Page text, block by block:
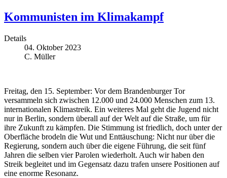
Kommunisten im Klimakampf
Details
04. Oktober 2023
C. Müller
Freitag, den 15. September: Vor dem Brandenburger Tor
versammeln sich zwischen 12.000 und 24.000 Menschen zum 13.
internationalen Klimastreik. Ein weiteres Mal geht die Jugend nicht
nur in Berlin, sondern überall auf der Welt auf die Straße, um für
ihre Zukunft zu kämpfen. Die Stimmung ist friedlich, doch unter der
Oberfläche brodeln die Wut und Enttäuschung: Nicht nur über die
Regierung, sondern auch über die eigene Führung, die seit fünf
Jahren die selben vier Parolen wiederholt. Auch wir haben den
Streik begleitet und im Gegensatz dazu trafen unsere Positionen auf
eine enorme Resonanz.